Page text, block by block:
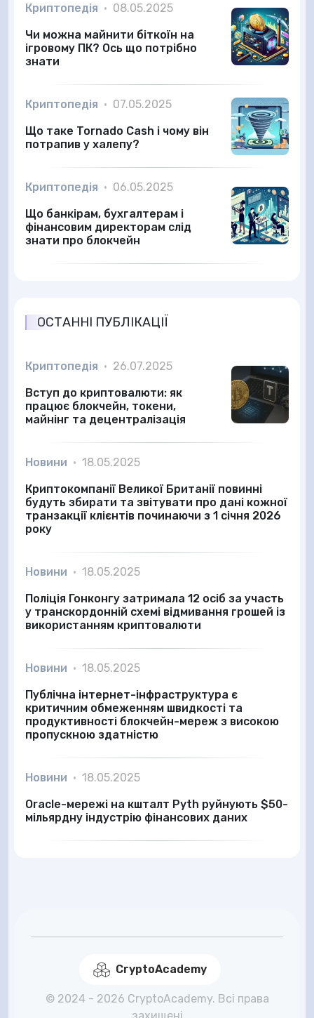
Криптопедія • 08.05.2025
Чи можна майнити біткоїн на
ігровому ПК? Ось що потрібно
знати
Криптопедія • 07.05.2025
Що таке Tornado Cash і чому він
потрапив у халепу?
Криптопедія • 06.05.2025
Що банкірам, бухгалтерам і
фінансовим директорам слід
знати про блокчейн
ОСТАННІ ПУБЛІКАЦІЇ
Криптопедія • 26.07.2025
Вступ до криптовалюти: як
працює блокчейн, токени,
майнінг та децентралізація
Новини • 18.05.2025
Криптокомпанії Великої Британії повинні
будуть збирати та звітувати про дані кожної
транзакції клієнтів починаючи з 1 січня 2026
року
Новини • 18.05.2025
Поліція Гонконгу затримала 12 осіб за участь
у транскордонній схемі відмивання грошей із
використанням криптовалюти
Новини • 18.05.2025
Публічна інтернет-інфраструктура є
критичним обмеженням швидкості та
продуктивності блокчейн-мереж з високою
пропускною здатністю
Новини • 18.05.2025
Oracle-мережі на кшталт Pyth руйнують $50-
мільярдну індустрію фінансових даних
CryptoAcademy
© 2024 - 2026 CryptoAcademy. Всі права